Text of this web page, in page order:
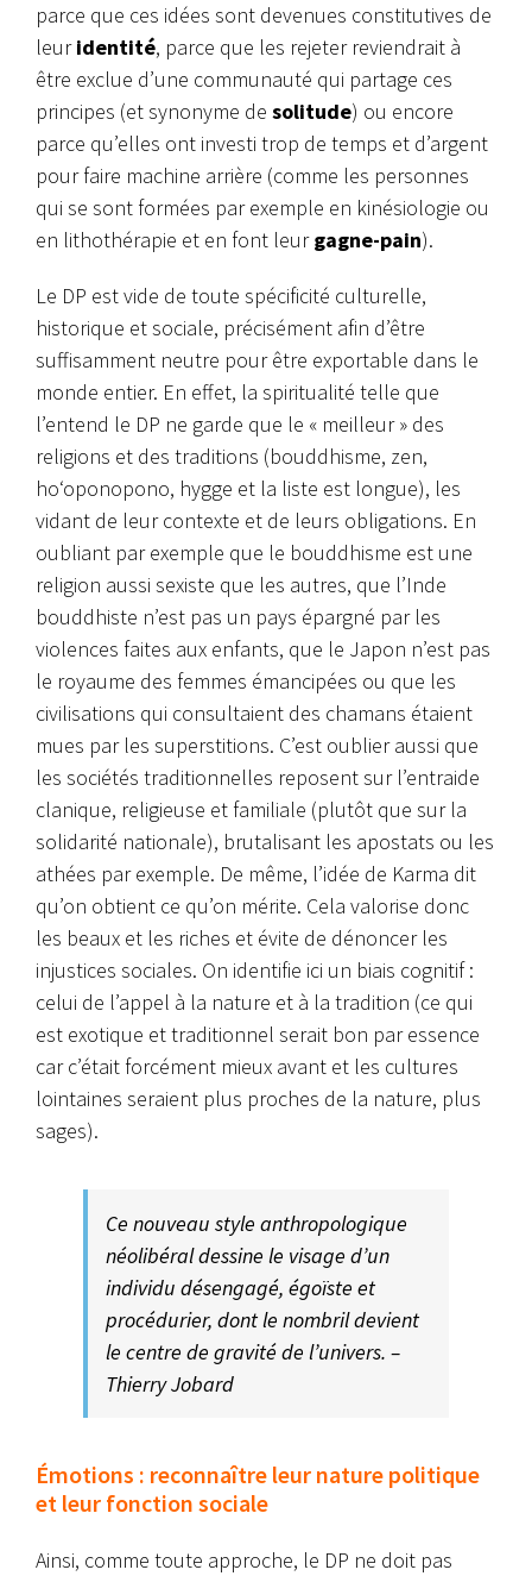
parce que ces idées sont devenues constitutives de
leuridentité, parce que les rejeter reviendrait à
être exclue d’une communauté qui partage ces
principes (et synonyme de solitude) ou encore
parce qu’elles ont investi trop de temps et d’argent
pour faire machine arrière (comme les personnes
qui se sont formées par exemple en kinésiologie ou
en lithothérapie et en font leurgagne-pain).
Le DP est vide de toute spécificité culturelle,
historique et sociale, précisément afin d’être
suffisamment neutre pour être exportable dans le
monde entier. En effet, la spiritualité telle que
l’entend le DP ne garde que le « meilleur » des
religions et des traditions (bouddhisme, zen,
hoʻoponopono, hygge et la liste est longue), les
vidant de leur contexte et de leurs obligations. En
oubliant par exemple que le bouddhisme est une
religion aussi sexiste que les autres, que l’Inde
bouddhiste n’est pas un pays épargné par les
violences faites aux enfants, que le Japon n’est pas
le royaume des femmes émancipées ou que les
civilisations qui consultaient des chamans étaient
mues par les superstitions. C’est oublier aussi que
les sociétés traditionnelles reposent sur l’entraide
clanique, religieuse et familiale (plutôt que sur la
solidarité nationale), brutalisant les apostats ou les
athées par exemple. De même, l’idée de Karma dit
qu’on obtient ce qu’on mérite. Cela valorise donc
les beaux et les riches et évite de dénoncer les
injustices sociales. On identifie ici un biais cognitif :
celui de l’appel à la nature et à la tradition (ce qui
est exotique et traditionnel serait bon par essence
car c’était forcément mieux avant et les cultures
lointaines seraient plus proches de la nature, plus
sages).
Ce nouveau style anthropologique
néolibéral dessine le visage d’un
individu désengagé, égoïste et
procédurier, dont le nombril devient
le centre de gravité de l’univers. –
Thierry Jobard
Émotions : reconnaître leur nature politique
et leur fonction sociale
Ainsi, comme toute approche, le DP ne doit pas